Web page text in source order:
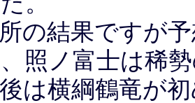
の結果ですが
照ノ富士は稀
は横綱鶴竜が